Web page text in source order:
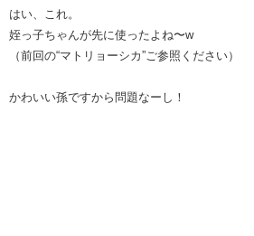
はい、これ。
姪っ子ちゃんが先に使ったよね〜w
（前回の“マトリョーシカ”ご参照ください）
かわいい孫ですから問題なーし！